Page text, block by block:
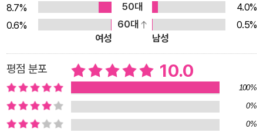
지문에 각 문제별 정답 단서를 표시하여 모든 문제의 정답에 대한
확실한 이해가 가능합니다. 2) 정답뿐만 아니라 오답의 이유까지
꼼꼼하게 알려주는 친절한 해설로 한 문제를 풀더라도 정확히 이
해하고 실력을 향상시킬 수 있습니다. 3) ‘패러프레이징’을 통해
지문의 정답 단서가 질문이나 보기에 어떻게 패러프레이징되었
는지 확인하고 정답을 더 빠르게 찾는 노하우를 습득할 수 있습니
다. 4) 해설집에 지문 및 문제의 어휘를 함께 제공하여 문제풀이
를 위한 어휘까지 한 번에 학습할 수 있습니다. 7. 토익 리스닝을
8.7%
50대
4.0%
0.6%
60대
0.5%
여성
남성
평점 분포 10.0
100%
0%
0%